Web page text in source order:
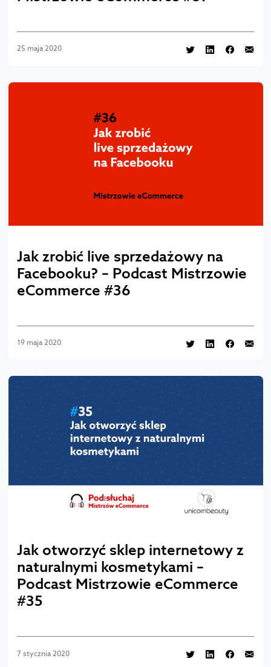
25 maja 2020
Jak zrobić live sprzedażowy na
Facebooku? – Podcast Mistrzowie
eCommerce #36
19 maja 2020
Jak otworzyć sklep internetowy z
naturalnymi kosmetykami –
Podcast Mistrzowie eCommerce
#35
7 stycznia 2020